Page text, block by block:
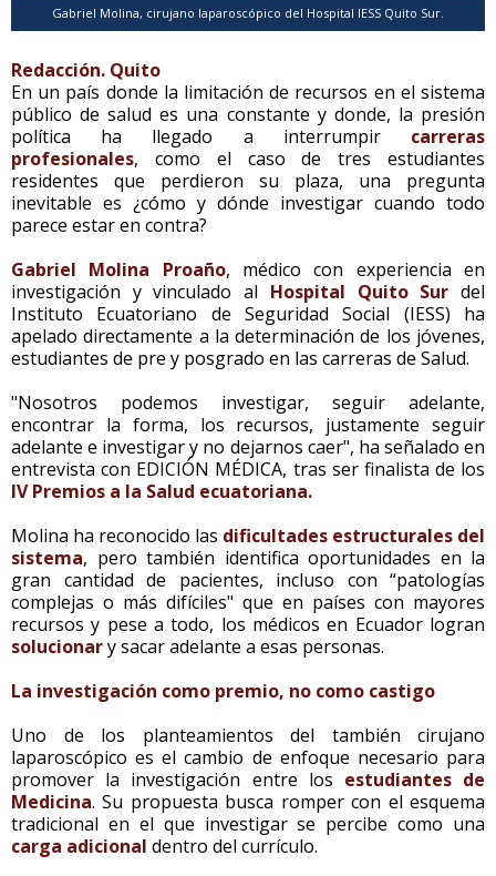
Gabriel Molina, cirujano laparoscópico del Hospital IESS Quito Sur.
Redacción. Quito
En un país donde la limitación de recursos en el sistema
público de salud es una constante y donde, la presión
política ha llegado a interrumpir carreras
profesionales, como el caso de tres estudiantes
residentes que perdieron su plaza, una pregunta
inevitable es ¿cómo y dónde investigar cuando todo
parece estar en contra?
Gabriel Molina Proaño, médico con experiencia en
investigación y vinculado al Hospital Quito Sur del
Instituto Ecuatoriano de Seguridad Social (IESS) ha
apelado directamente a la determinación de los jóvenes,
estudiantes de pre y posgrado en las carreras de Salud.
"Nosotros podemos investigar, seguir adelante,
encontrar la forma, los recursos, justamente seguir
adelante e investigar y no dejarnos caer", ha señalado en
entrevista con EDICIÓN MÉDICA, tras ser finalista de los
IV Premios a la Salud ecuatoriana.
Molina ha reconocido las dificultades estructurales del
sistema, pero también identifica oportunidades en la
gran cantidad de pacientes, incluso con “patologías
complejas o más difíciles" que en países con mayores
recursos y pese a todo, los médicos en Ecuador logran
solucionary sacar adelante a esas personas.
La investigación como premio, no como castigo
Uno de los planteamientos del también cirujano
laparoscópico es el cambio de enfoque necesario para
promover la investigación entre los estudiantes de
Medicina. Su propuesta busca romper con el esquema
tradicional en el que investigar se percibe como una
carga adicional dentro del currículo.